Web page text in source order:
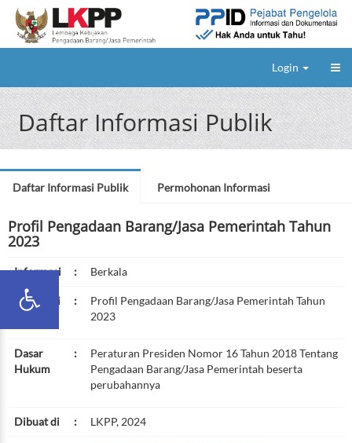
Login
Daftar Informasi Publik
Daftar Informasi Publik Permohonan Informasi
Profil Pengadaan Barang/Jasa Pemerintah Tahun
2023
Informasi : Berkala
Deskripsi :
Profil Pengadaan Barang/Jasa Pemerintah Tahun
2023
Dasar
Hukum
:
Peraturan Presiden Nomor 16 Tahun 2018 Tentang
Pengadaan Barang/Jasa Pemerintah beserta
perubahannya
Dibuat di : LKPP, 2024